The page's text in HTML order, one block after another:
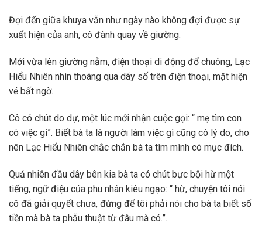
Đợi đến giữa khuya vẫn như ngày nào không đợi được sự
xuất hiện của anh, cô đành quay về giường.
Mới vừa lên giường nằm, điện thoại di động đổ chuông, Lạc
Hiểu Nhiên nhìn thoáng qua dãy số trên điện thoại, mặt hiện
vẻ bất ngờ.
Cô có chút do dự, một lúc mới nhận cuộc gọi: “ mẹ tìm con
có việc gì”. Biết bà ta là người làm việc gì cũng có lý do, cho
nên Lạc Hiểu Nhiên chắc chắn bà ta tìm mình có mục đích.
Quả nhiên đầu dây bên kia bà ta có chút bực bội hừ một
tiếng, ngữ điệu của phu nhân kiêu ngạo: “ hừ, chuyện tôi nói
cô đã giải quyết chưa, đừng để tôi phải nói cho bà ta biết số
tiền mà bà ta phẫu thuật từ đâu mà có.”.